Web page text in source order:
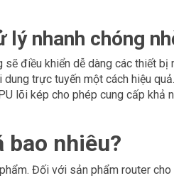
nhanh chóng
điều khiển dễ dàng các thiết bị
trực tuyến một cách hiệu
lõi kép cho phép cung cấp khả
bao nhiêu?
Đối với sản phẩm router